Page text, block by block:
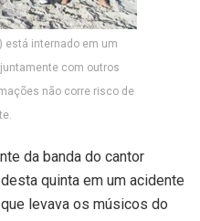
está internado em um
com outros
não corre risco de
da banda do cantor
quinta em um acidente
levava os músicos do